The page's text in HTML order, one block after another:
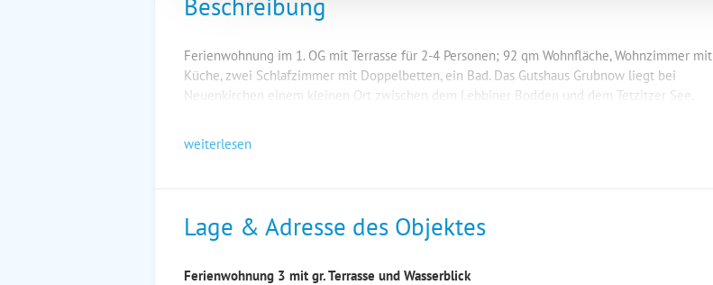
Ferienwohnung im 1. OG mit Terrasse für 2-4 Personen; 92 qm Wohnfläche, Wohnzimmer mit
Küche, zwei Schlafzimmer mit Doppelbetten, ein Bad. Das Gutshaus Grubnow liegt bei
Neuenkirchen einem kleinen Ort zwischen dem Lebbiner Bodden und dem Tetzitzer See.
weiterlesen
Lage & Adresse des Objektes
Ferienwohnung 3 mit gr. Terrasse und Wasserblick